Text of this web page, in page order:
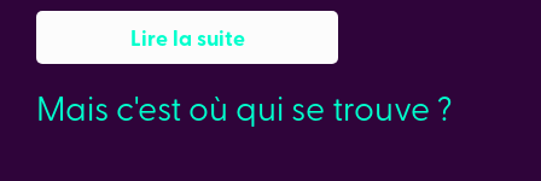
Lire la suite
Mais c'est où qui se trouve ?